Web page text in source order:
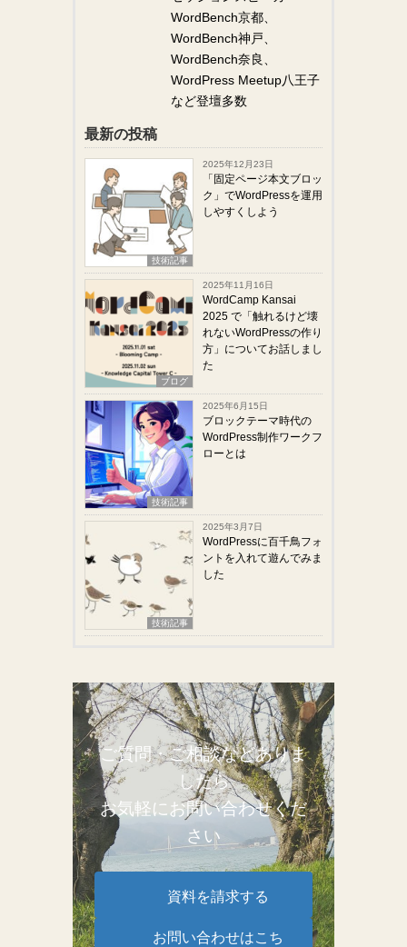
WordBench京都、
WordBench神戸、
WordBench奈良、
WordPress Meetup八王子
など登壇多数
最新の投稿
技術記事
2025年12月23日
「固定ページ本文ブロッ
ク」でWordPressを運用
しやすくしよう
ブログ
2025年11月16日
WordCamp Kansai
2025 で「触れるけど壊
れないWordPressの作り
方」についてお話しまし
た
技術記事
2025年6月15日
ブロックテーマ時代の
WordPress制作ワークフ
ローとは
技術記事
2025年3月7日
WordPressに百千鳥フォ
ントを入れて遊んでみま
した
ご質問・ご相談などありま
したら
お気軽にお問い合わせくだ
さい
資料を請求する
お問い合わせはこち